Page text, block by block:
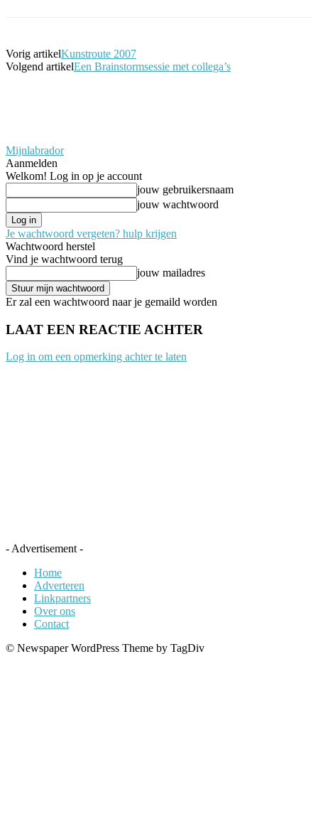
Vorig artikelKunstroute 2007
Volgend artikelEen Brainstormsessie met collega’s
Mijnlabrador
Aanmelden
Welkom! Log in op je account
jouw gebruikersnaam
jouw wachtwoord
Je wachtwoord vergeten? hulp krijgen
Wachtwoord herstel
Vind je wachtwoord terug
jouw mailadres
Er zal een wachtwoord naar je gemaild worden
LAAT EEN REACTIE ACHTER
Log in om een opmerking achter te laten
- Advertisement -
Home
Adverteren
Linkpartners
Over ons
Contact
© Newspaper WordPress Theme by TagDiv